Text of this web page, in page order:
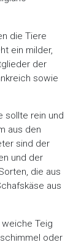
die Tiere
ein milder,
der
sowie
sollte rein und
aus den
sind der
und der
die aus
aus
weiche Teig
oder